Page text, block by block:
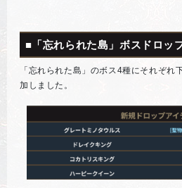
■「忘れられた島」ボスドロッ
「忘れられた島」のボス4種にそれぞれ
加しました。